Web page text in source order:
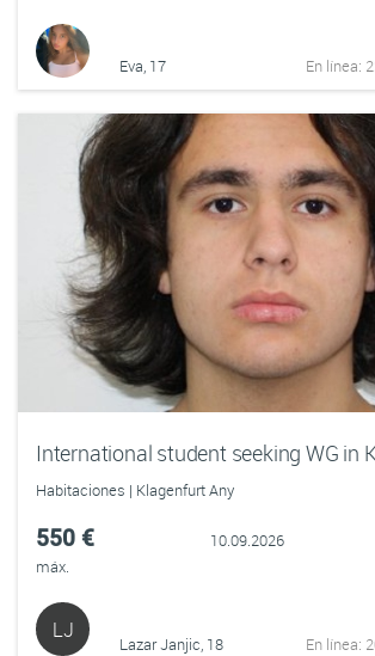
Eva, 17 En línea:
Habitaciones | Klagenfurt Any
550 €
máx.
10.09.2026
LJ
Lazar Janjic, 18 En línea: